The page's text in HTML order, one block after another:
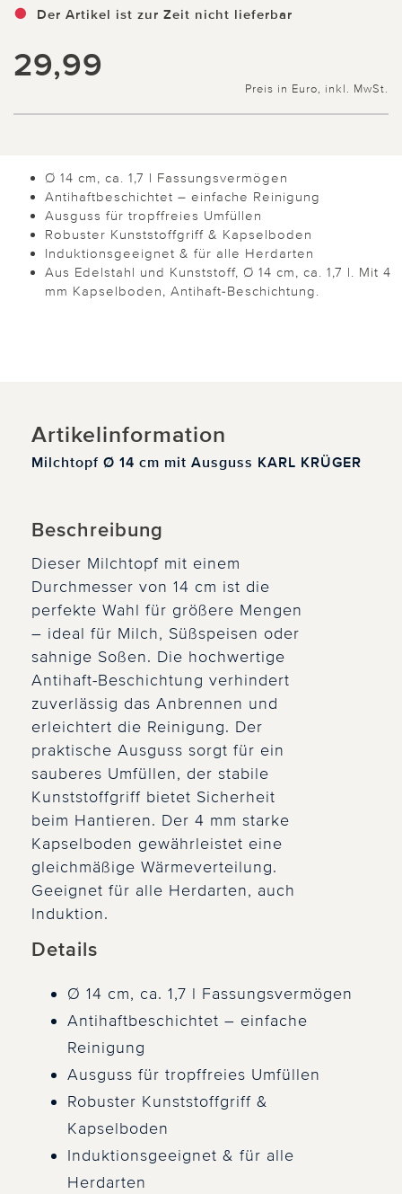
Der Artikel ist zur Zeit nicht lieferbar
29,99
Preis in Euro, inkl. MwSt.
Ø 14 cm, ca. 1,7 l Fassungsvermögen
Antihaftbeschichtet – einfache Reinigung
Ausguss für tropffreies Umfüllen
Robuster Kunststoffgriff & Kapselboden
Induktionsgeeignet & für alle Herdarten
Aus Edelstahl und Kunststoff, Ø 14 cm, ca. 1,7 l. Mit 4
mm Kapselboden, Antihaft-Beschichtung.
Artikelinformation
Milchtopf Ø 14 cm mit Ausguss KARL KRÜGER
Beschreibung
Dieser Milchtopf mit einem
Durchmesser von 14 cm ist die
perfekte Wahl für größere Mengen
– ideal für Milch, Süßspeisen oder
sahnige Soßen. Die hochwertige
Antihaft-Beschichtung verhindert
zuverlässig das Anbrennen und
erleichtert die Reinigung. Der
praktische Ausguss sorgt für ein
sauberes Umfüllen, der stabile
Kunststoffgriff bietet Sicherheit
beim Hantieren. Der 4 mm starke
Kapselboden gewährleistet eine
gleichmäßige Wärmeverteilung.
Geeignet für alle Herdarten, auch
Induktion.
Details
Ø 14 cm, ca. 1,7 l Fassungsvermögen
Antihaftbeschichtet – einfache
Reinigung
Ausguss für tropffreies Umfüllen
Robuster Kunststoffgriff &
Kapselboden
Induktionsgeeignet & für alle
Herdarten